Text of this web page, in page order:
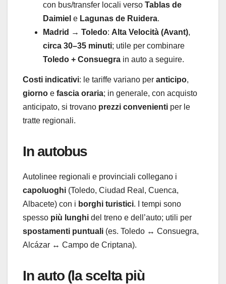
con bus/transfer locali verso Tablas de
Daimiel e Lagunas de Ruidera.
Madrid → Toledo: Alta Velocità (Avant),
circa 30–35 minuti; utile per combinare
Toledo + Consuegra in auto a seguire.
Costi indicativi: le tariffe variano per anticipo,
giorno e fascia oraria; in generale, con acquisto
anticipato, si trovano prezzi convenienti per le
tratte regionali.
In autobus
Autolinee regionali e provinciali collegano i
capoluoghi (Toledo, Ciudad Real, Cuenca,
Albacete) con i borghi turistici. I tempi sono
spesso più lunghi del treno e dell’auto; utili per
spostamenti puntuali (es. Toledo ↔ Consuegra,
Alcázar ↔ Campo de Criptana).
In auto (la scelta più